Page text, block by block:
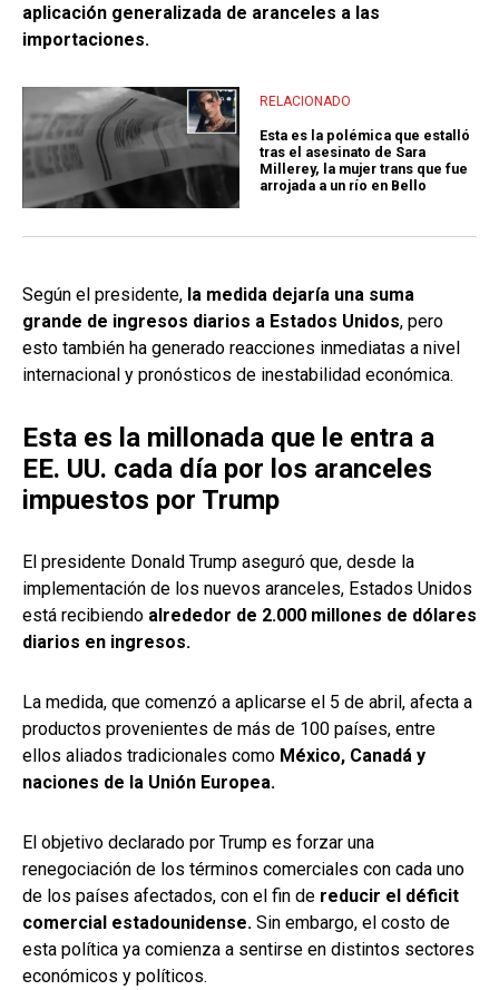
aplicación generalizada de aranceles a las
importaciones.
RELACIONADO
Esta es la polémica que estalló
tras el asesinato de Sara
Millerey, la mujer trans que fue
arrojada a un río en Bello
Según el presidente, la medida dejaría una suma
grande de ingresos diarios a Estados Unidos, pero
esto también ha generado reacciones inmediatas a nivel
internacional y pronósticos de inestabilidad económica.
Esta es la millonada que le entra a
EE. UU. cada día por los aranceles
impuestos por Trump
El presidente Donald Trump aseguró que, desde la
implementación de los nuevos aranceles, Estados Unidos
está recibiendo alrededor de 2.000 millones de dólares
diarios en ingresos.
La medida, que comenzó a aplicarse el 5 de abril, afecta a
productos provenientes de más de 100 países, entre
ellos aliados tradicionales como México, Canadá y
naciones de la Unión Europea.
El objetivo declarado por Trump es forzar una
renegociación de los términos comerciales con cada uno
de los países afectados, con el fin de reducir el déficit
comercial estadounidense. Sin embargo, el costo de
esta política ya comienza a sentirse en distintos sectores
económicos y políticos.